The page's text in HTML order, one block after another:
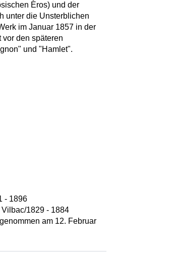
Èros) und der
unter die Unsterblichen
im Januar 1857 in der
vor den späteren
und "Hamlet".
- 1896
1829 - 1884
am 12. Februar